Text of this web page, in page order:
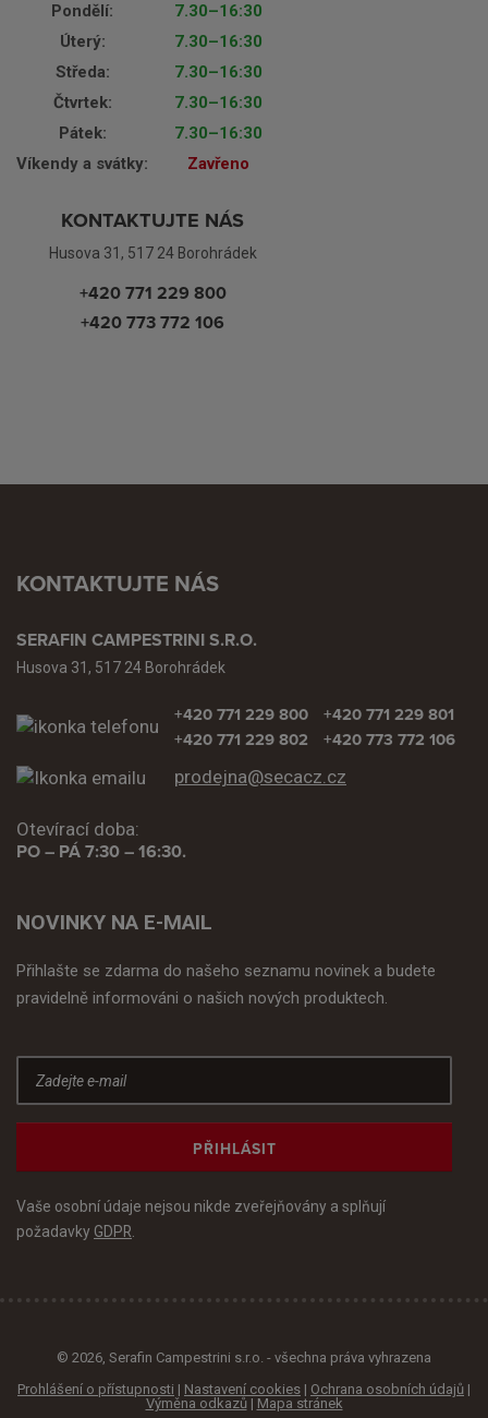
Pondělí:
7.30–16:30
Úterý:
7.30–16:30
Středa:
7.30–16:30
Čtvrtek:
7.30–16:30
Pátek:
7.30–16:30
Víkendy a svátky:
Zavřeno
KONTAKTUJTE NÁS
Husova 31, 517 24 Borohrádek
+420 771 229 800
+420 773 772 106
KONTAKTUJTE NÁS
SERAFIN CAMPESTRINI S.R.O.
Husova 31, 517 24 Borohrádek
+420 771 229 800
+420 771 229 802
+420 771 229 801
+420 773 772 106
prodejna@secacz.cz
Otevírací doba:
PO – PÁ 7:30 – 16:30.
NOVINKY NA E-MAIL
Přihlašte se zdarma do našeho seznamu novinek a budete
pravidelně informováni o našich nových produktech.
PŘIHLÁSIT
Vaše osobní údaje nejsou nikde zveřejňovány a splňují
požadavky GDPR.
© 2026, Serafin Campestrini s.r.o. - všechna práva vyhrazena
Prohlášení o přístupnosti | Nastavení cookies | Ochrana osobních údajů |
Výměna odkazů | Mapa stránek